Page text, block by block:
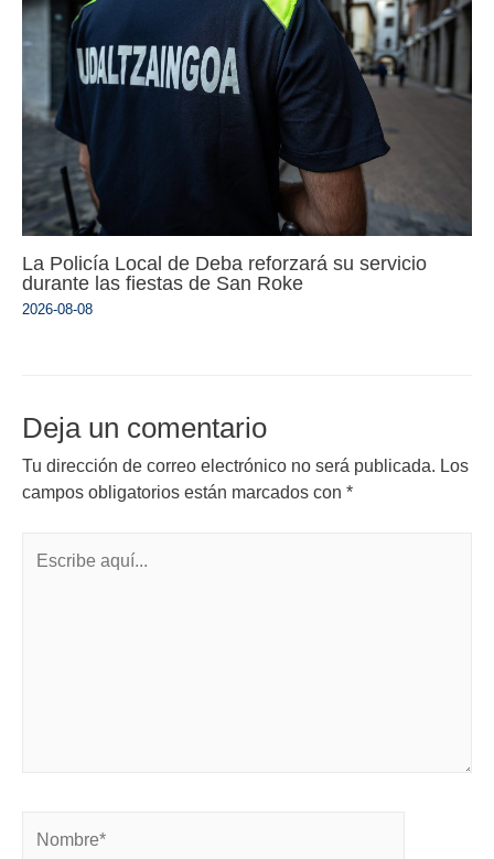
La Policía Local de Deba reforzará su servicio
durante las fiestas de San Roke
2026-08-08
Deja un comentario
Tu dirección de correo electrónico no será publicada. Los
campos obligatorios están marcados con *